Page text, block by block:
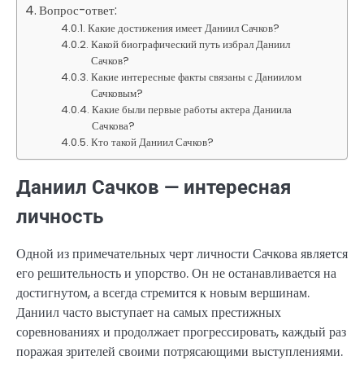
Вопрос-ответ:
Какие достижения имеет Даниил Сачков?
Какой биографический путь избрал Даниил
Сачков?
Какие интересные факты связаны с Даниилом
Сачковым?
Какие были первые работы актера Даниила
Сачкова?
Кто такой Даниил Сачков?
Даниил Сачков — интересная
личность
Одной из примечательных черт личности Сачкова является
его решительность и упорство. Он не останавливается на
достигнутом, а всегда стремится к новым вершинам.
Даниил часто выступает на самых престижных
соревнованиях и продолжает прогрессировать, каждый раз
поражая зрителей своими потрясающими выступлениями.